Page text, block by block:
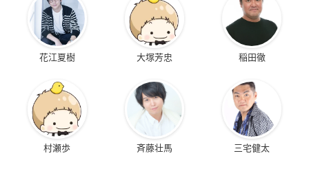
花江夏樹 大塚芳忠 稲田徹
村瀬歩 斉藤壮馬 三宅健太